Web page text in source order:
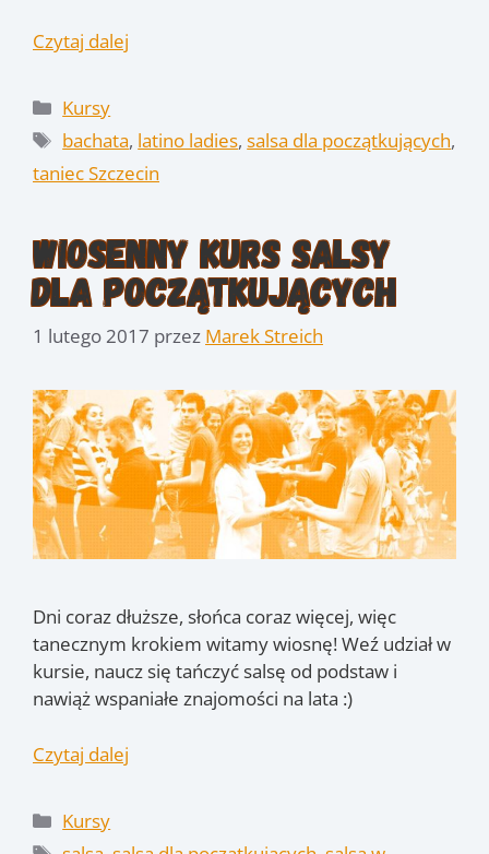
Czytaj dalej
Kategorie
Kursy
Tagi
bachata, latino ladies,salsa dla początkujących,
taniec Szczecin
Wiosenny kurs salsy
dla początkujących
1 lutego 2017 przez Marek Streich
Dni coraz dłuższe, słońca coraz więcej, więc
tanecznym krokiem witamy wiosnę! Weź udział w
kursie, naucz się tańczyć salsę od podstaw i
nawiąż wspaniałe znajomości na lata :)
Czytaj dalej
Kategorie
Kursy